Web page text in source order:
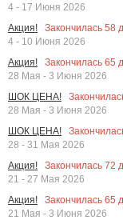
4 - 17 Июня 2026
Акция!
Закончилась 58
4 - 10 Июня 2026
Акция!
Закончилась 65
28 Мая - 3 Июня 2026
ШОК ЦЕНА!
28 Мая - 3 Июня 2026
ШОК ЦЕНА!
28 - 31 Мая 2026
Акция!
Закончилась 72
21 - 27 Мая 2026
Акция!
Закончилась 65
21 Мая - 3 Июня 2026